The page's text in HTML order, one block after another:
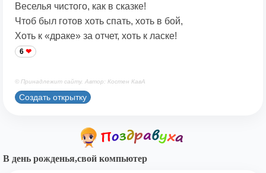
Веселья чистого, как в сказке!
Чтоб был готов хоть спать, хоть в бой,
Хоть к «драке» за отчет, хоть к ласке!
6
© Принадлежит сайту. Автор: Костен КавА
Создать открытку
В день рожденья,свой компьютер